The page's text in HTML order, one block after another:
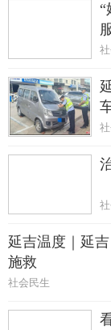
“
延吉温度｜延
施救
社会民生